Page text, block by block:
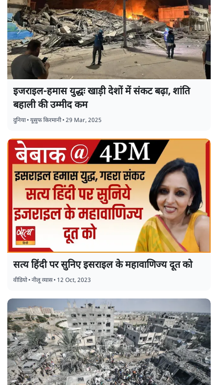
इजराइल-हमास युद्धः खाड़ी देशों में संकट बढ़ा, शांति
बहाली की उम्मीद कम
दुनिया•यूसुफ किरमानी•29 Mar, 2025
सत्य हिंदी पर सुनिए इसराइल के महावाणिज्य दूत को
वीडियो•नीलू व्यास• 12 Oct, 2023